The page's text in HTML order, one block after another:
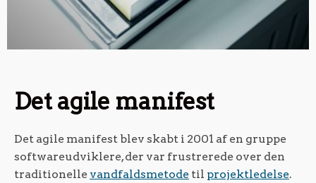
Det agile manifest
Det agile manifest blev skabt i 2001 af en gruppe
softwareudviklere, der var frustrerede over den
traditionelle vandfaldsmetode til projektledelse.